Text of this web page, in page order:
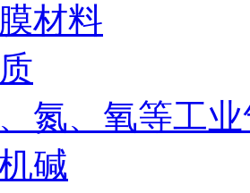
材料
氮、氧等工
碱